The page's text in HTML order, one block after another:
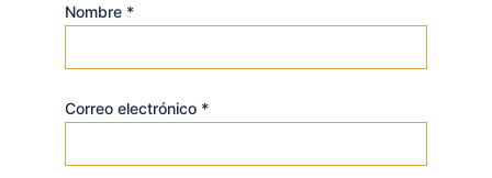
Nombre *
Correo electrónico *